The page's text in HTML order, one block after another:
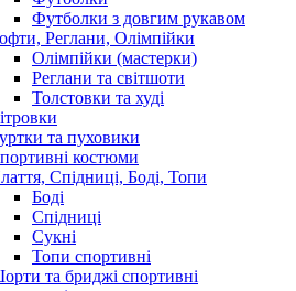
Футболки з довгим рукавом
Реглани, Олімпійки
Олімпійки (мастерки)
Реглани та світшоти
Толстовки та худі
та пуховики
костюми
Спідниці, Боді, Топи
Боді
Спідниці
Сукні
Топи спортивні
та бриджі спортивні